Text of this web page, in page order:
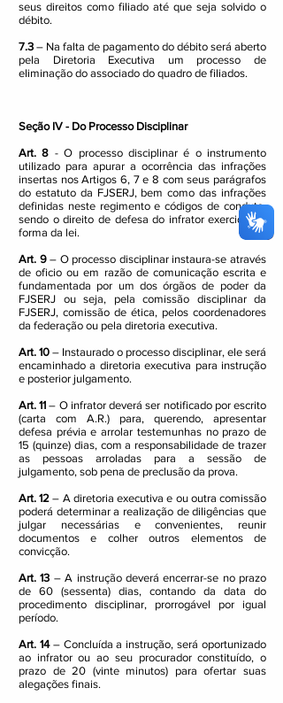
seus direitos como filiado até que seja solvido o
débito.
7.3 – Na falta de pagamento do débito será aberto
pela Diretoria Executiva um processo de
eliminação do associado do quadro de filiados.
Seção IV - Do Processo Disciplinar
Art. 8 - O processo disciplinar é o instrumento
utilizado para apurar a ocorrência das infrações
insertas nos Artigos 6, 7 e 8 com seus parágrafos
do estatuto da FJSERJ, bem como das infrações
definidas neste regimento e códigos de conduta,
sendo o direito de defesa do infrator exercido na
forma da lei.
Art. 9– O processo disciplinar instaura-se através
de oficio ou em razão de comunicação escrita e
fundamentada por um dos órgãos de poder da
FJSERJ ou seja, pela comissão disciplinar da
FJSERJ, comissão de ética, pelos coordenadores
da federação ou pela diretoria executiva.
Art. 10 – Instaurado o processo disciplinar, ele será
encaminhado a diretoria executiva para instrução
e posterior julgamento.
Art. 11 – O infrator deverá ser notificado por escrito
(carta com A.R.) para, querendo, apresentar
defesa prévia e arrolar testemunhas no prazo de
15 (quinze) dias, com a responsabilidade de trazer
as pessoas arroladas para a sessão de
julgamento, sob pena de preclusão da prova.
Art. 12 – A diretoria executiva e ou outra comissão
poderá determinar a realização de diligências que
julgar necessárias e convenientes, reunir
documentos e colher outros elementos de
convicção.
Art. 13 – A instrução deverá encerrar-se no prazo
de 60 (sessenta) dias, contando da data do
procedimento disciplinar, prorrogável por igual
período.
Art. 14– Concluída a instrução, será oportunizado
ao infrator ou ao seu procurador constituído, o
prazo de 20 (vinte minutos) para ofertar suas
alegações finais.